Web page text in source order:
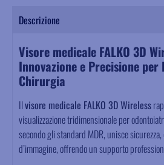
Descrizione
Visore medicale FALKO 3D
Innovazione e Precisione
Chirurgia
Ilvisore medicale FALKO 3D Wireless
visualizzazione tridimensionale per
secondo gli standard MDR, unisce
d’immagine, offrendo un supporto